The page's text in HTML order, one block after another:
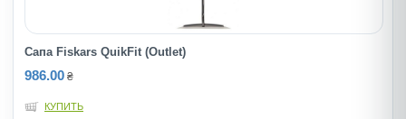
Сапа Fiskars QuikFit (Outlet)
986.00 ₴
КУПИТЬ